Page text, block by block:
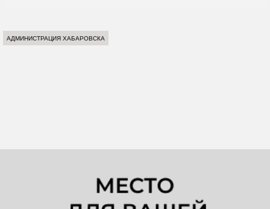
АДМИНИСТРАЦИЯ ХАБАРОВСКА